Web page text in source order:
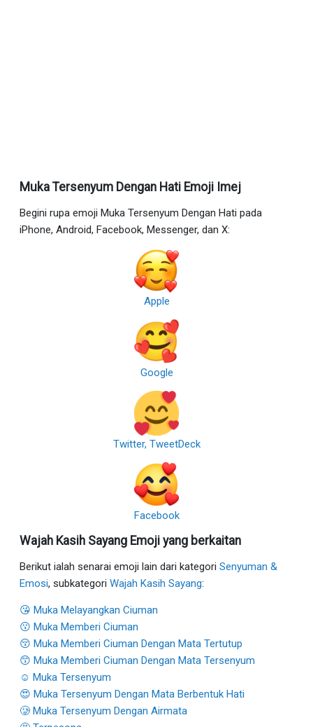
Muka Tersenyum Dengan Hati Emoji Imej
Begini rupa emoji Muka Tersenyum Dengan Hati pada
iPhone, Android, Facebook, Messenger, dan X:
Apple
Google
Twitter, TweetDeck
Facebook
Wajah Kasih Sayang Emoji yang berkaitan
Berikut ialah senarai emoji lain dari kategori Senyuman &
Emosi, subkategori Wajah Kasih Sayang:
😘 Muka Melayangkan Ciuman
😗 Muka Memberi Ciuman
😚 Muka Memberi Ciuman Dengan Mata Tertutup
😙 Muka Memberi Ciuman Dengan Mata Tersenyum
☺ Muka Tersenyum
😍 Muka Tersenyum Dengan Mata Berbentuk Hati
🥲 Muka Tersenyum Dengan Airmata